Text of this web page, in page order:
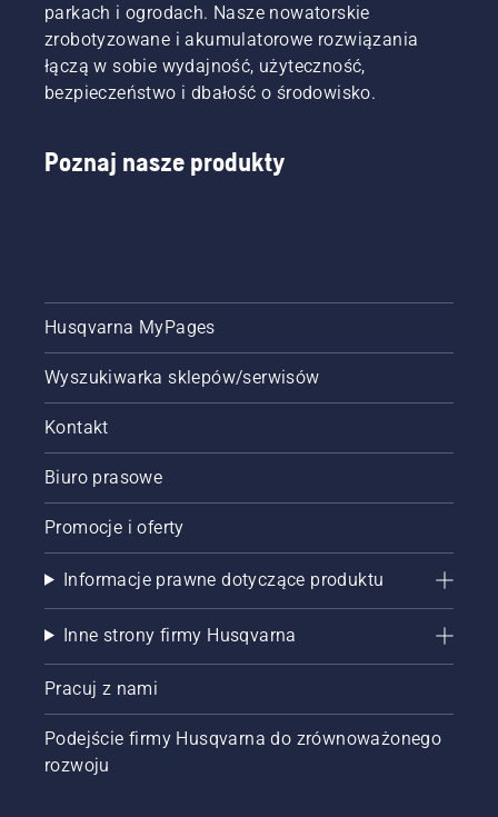
parkach i ogrodach. Nasze nowatorskie
zrobotyzowane i akumulatorowe rozwiązania
łączą w sobie wydajność, użyteczność,
bezpieczeństwo i dbałość o środowisko.
Poznaj nasze produkty
Husqvarna MyPages
Wyszukiwarka sklepów/serwisów
Kontakt
Biuro prasowe
Promocje i oferty
Informacje prawne dotyczące produktu
Inne strony firmy Husqvarna
Pracuj z nami
Podejście firmy Husqvarna do zrównoważonego
rozwoju